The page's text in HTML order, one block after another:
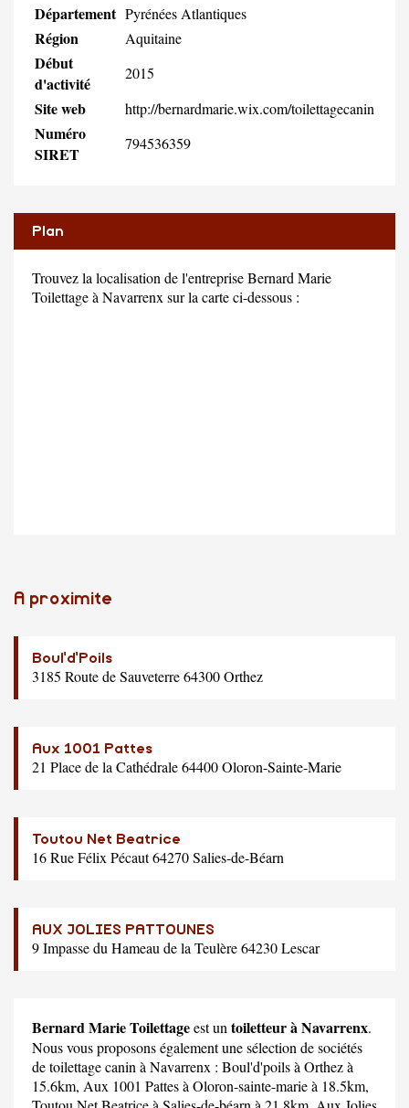
Département Pyrénées Atlantiques
Région Aquitaine
Début
d'activité
2015
Site web http://bernardmarie.wix.com/toilettagecanin
Numéro
SIRET
794536359
Plan
Trouvez la localisation de l'entreprise Bernard Marie
Toilettage à Navarrenx sur la carte ci-dessous :
A proximite
Boul'd'Poils
3185 Route de Sauveterre 64300 Orthez
Aux 1001 Pattes
21 Place de la Cathédrale 64400 Oloron-Sainte-Marie
Toutou Net Beatrice
16 Rue Félix Pécaut 64270 Salies-de-Béarn
AUX JOLIES PATTOUNES
9 Impasse du Hameau de la Teulère 64230 Lescar
Bernard Marie Toilettageest un toiletteur à Navarrenx.
Nous vous proposons également une sélection de sociétés
de toilettage canin à Navarrenx : Boul'd'poilsà Orthez à
15.6km, Aux 1001 Pattesà Oloron-sainte-marie à 18.5km,